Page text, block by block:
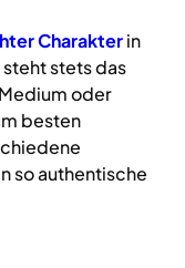
Charakterin
stets das
oder
besten
so authentische